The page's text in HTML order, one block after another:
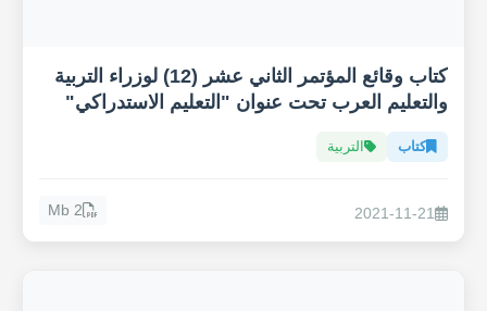
كتاب وقائع المؤتمر الثاني عشر (12) لوزراء التربية
والتعليم العرب تحت عنوان "التعليم الاستدراكي"
كتاب التربية
2021-11-21
2 Mb